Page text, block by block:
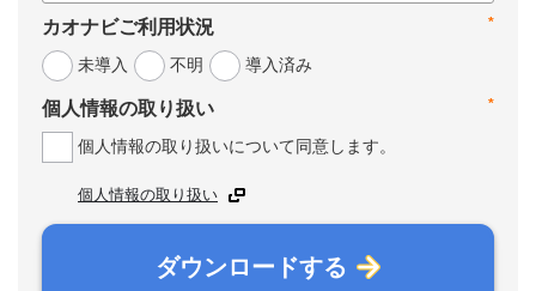
*
カオナビご利用状況
未導入
不明 導入済み
*
個人情報の取り扱い
個人情報の取り扱いについて同意します。
個人情報の取り扱い
ダウンロードする